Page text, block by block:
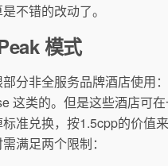
不错的改动了。
模式
分非全服务品牌酒店使用
这类的。但是这些酒店可
准兑换，按1.5cpp的价值
满足两个限制：